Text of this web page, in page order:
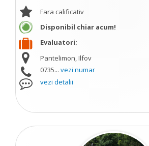
Fara calificativ
Disponibil chiar acum!
Evaluatori;
Pantelimon, Ilfov
0735... vezi numar
vezi detalii